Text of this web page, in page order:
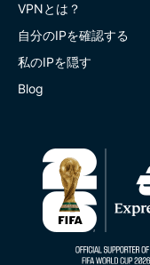
VPNとは？
自分のIPを確認する
私のIPを隠す
Blog